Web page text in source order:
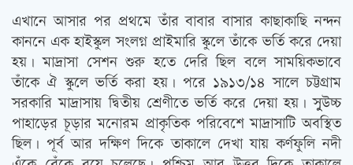
এখানে আসার পর প্রথমে তাঁর বাবার বাসার কাছাকাছি নন্দন
কাননে এক হাইস্কুল সংলগ্ন প্রাইমারি স্কুলে তাঁকে ভর্তি করে দেয়া
হয়। মাদ্রাসা সেশন শুরু হতে দেরি ছিল বলে সাময়িকভাবে
তাঁকে ঐ স্কুলে ভর্তি করা হয়। পরে ১৯১৩/১৪ সালে চট্টগ্রাম
সরকারি মাদ্রাসায় দ্বিতীয় শ্রেণীতে ভর্তি করে দেয়া হয়। সুুউচ্চ
পাহাড়ের চূড়ার মনোরম প্রাকৃতিক পরিবেশে মাদ্রাসাটি অবস্থিত
ছিল। পূর্ব আর দক্ষিণ দিকে তাকালে দেখা যায় কর্ণফুলি নদী